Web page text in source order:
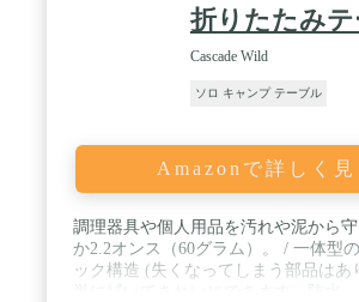
折りたたみ
Cascade Wild
ソロ キャンプ テーブル
Amazonで詳しく見
調理器具や個人用品を汚れや泥から
か2.2オンス（60グラム）。 / 一体型
ック構造 (失くなってしまう部品はあ